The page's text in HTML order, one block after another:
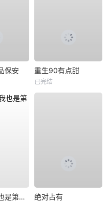
保安 重生90有点甜
已完结
喜欢你，我也是第一部 绝对占有